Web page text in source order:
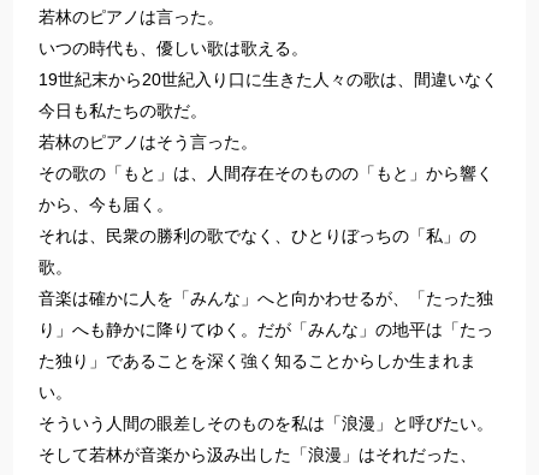
若林のピアノは言った。
いつの時代も、優しい歌は歌える。
19世紀末から20世紀入り口に生きた人々の歌は、間違いなく
今日も私たちの歌だ。
若林のピアノはそう言った。
その歌の「もと」は、人間存在そのものの「もと」から響く
から、今も届く。
それは、民衆の勝利の歌でなく、ひとりぼっちの「私」の
歌。
音楽は確かに人を「みんな」へと向かわせるが、「たった独
り」へも静かに降りてゆく。だが「みんな」の地平は「たっ
た独り」であることを深く強く知ることからしか生まれま
い。
そういう人間の眼差しそのものを私は「浪漫」と呼びたい。
そして若林が音楽から汲み出した「浪漫」はそれだった、